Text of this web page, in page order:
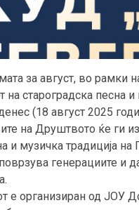
за август, во рамки
на староградска песна
(18 август 2025
на Друштвото ќе ги
и музичка традиција
генерациите и
е организиран од ЈОУ